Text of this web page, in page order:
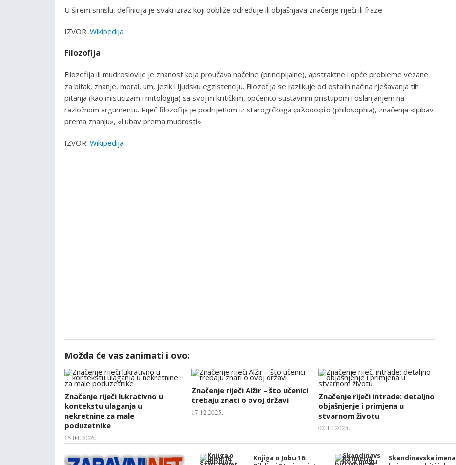
U širem smislu, definicija je svaki izraz koji pobliže određuje ili objašnjava značenje riječi ili fraze.
IZVOR: Wikipedija
Filozofija
Filozofija ili mudroslovlje je znanost koja proučava načelne (principijalne), apstraktne i opće probleme vezane
za bitak, znanje, moral, um, jezik i ljudsku egzistenciju. Filozofija se razlikuje od ostalih načina rješavanja tih
pitanja (kao misticizam i mitologija) sa svojim kritičkim, općenito sustavnim pristupom i oslanjanjem na
razložnom argumentu. Riječ filozofija je podrijetlom iz starogrčkoga φιλοσοφία (philosophia), značenja «ljubav
prema znanju», «ljubav prema mudrosti».
IZVOR: Wikipedija
Možda će vas zanimati i ovo:
Značenje riječi lukrativno u
kontekstu ulaganja u
nekretnine za male
poduzetnike
15.04.2026.
Značenje riječi Alžir – što učenici
trebaju znati o ovoj državi
17.12.2025.
Značenje riječi intrade: detaljno
objašnjenje i primjena u
stvarnom životu
02.12.2025.
Knjiga o Jobu 16:
Skandinavska imena